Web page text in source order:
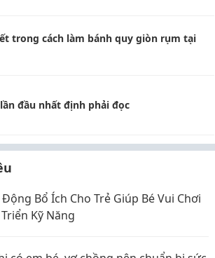
trong cách làm bánh quy giòn rụm tại
đầu nhất định phải đọc
Bổ Ích Cho Trẻ Giúp Bé Vui Chơi
Kỹ Năng